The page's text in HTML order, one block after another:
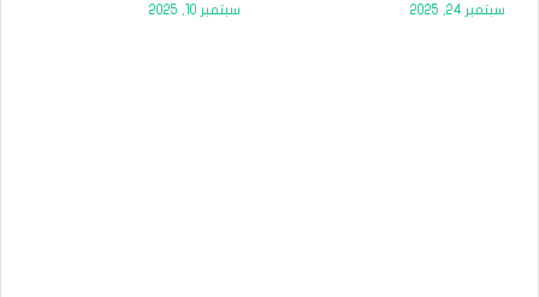
سبتمبر 24, 2025 سبتمبر 10, 2025